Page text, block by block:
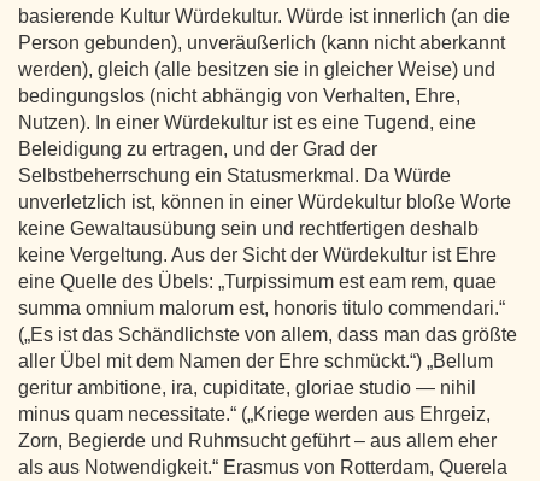
basierende Kultur Würdekultur. Würde ist innerlich (an die
Person gebunden), unveräußerlich (kann nicht aberkannt
werden), gleich (alle besitzen sie in gleicher Weise) und
bedingungslos (nicht abhängig von Verhalten, Ehre,
Nutzen). In einer Würdekultur ist es eine Tugend, eine
Beleidigung zu ertragen, und der Grad der
Selbstbeherrschung ein Statusmerkmal. Da Würde
unverletzlich ist, können in einer Würdekultur bloße Worte
keine Gewaltausübung sein und rechtfertigen deshalb
keine Vergeltung. Aus der Sicht der Würdekultur ist Ehre
eine Quelle des Übels: „Turpissimum est eam rem, quae
summa omnium malorum est, honoris titulo commendari.“
(„Es ist das Schändlichste von allem, dass man das größte
aller Übel mit dem Namen der Ehre schmückt.“) „Bellum
geritur ambitione, ira, cupiditate, gloriae studio — nihil
minus quam necessitate.“ („Kriege werden aus Ehrgeiz,
Zorn, Begierde und Ruhmsucht geführt – aus allem eher
als aus Notwendigkeit.“ Erasmus von Rotterdam, Querela